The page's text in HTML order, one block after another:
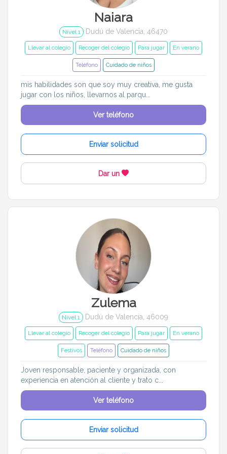
Naiara
Nivel 1 Dudú de Valencia, 46470
Llevar al colegio Recoger del colegio Para jugar En verano
Teléfono Cuidado de niños
mis habilidades son que soy muy creativa, me gusta
jugar con los niños, llevarnos al parqu...
Ver teléfono
Enviar solicitud
Dar un
Zulema
Nivel 1 Dudú de Valencia, 46009
Llevar al colegio Recoger del colegio Para jugar En verano
Festivos Teléfono Cuidado de niños
Joven responsable, paciente y organizada, con
experiencia en atención al cliente y trato c...
Ver teléfono
Enviar solicitud